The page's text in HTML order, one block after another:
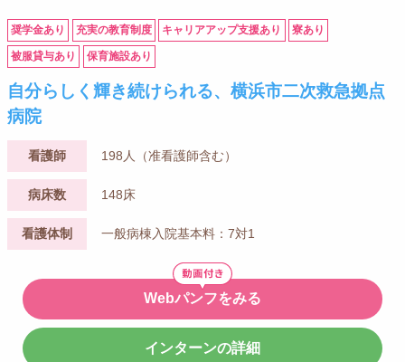
奨学金あり 充実の教育制度 キャリアアップ支援あり 寮あり
被服貸与あり 保育施設あり
自分らしく輝き続けられる、横浜市二次救急拠点
病院
看護師 198人（准看護師含む）
病床数 148床
看護体制 一般病棟入院基本料：7対1
Webパンフをみる
インターンの詳細